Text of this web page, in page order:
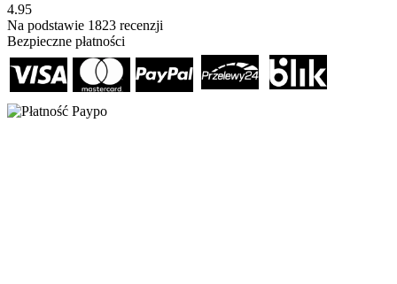
4.95
Na podstawie 1823 recenzji
Bezpieczne płatności